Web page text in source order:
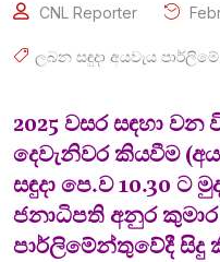
CNL Reporter
ලබන සඳුදා අයවැය
2025 වසර සඳහා
දෙවැනිවර කියවීම
සඳුදා පෙ.ව 10.30 ට
ජනාධිපති අනුර
පාර්ලිමේන්තුවේදී